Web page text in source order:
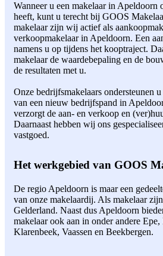
Wanneer u een makelaar in Apeldoorn
heeft, kunt u terecht bij GOOS
makelaar zijn wij actief als
verkoopmakelaar in Apeldoorn. Een
namens u op tijdens het kooptraject.
makelaar de waardebepaling en de
de resultaten met u.
Onze bedrijfsmakelaars ondersteunen
van een nieuw bedrijfspand in
verzorgt de aan- en verkoop en
Daarnaast hebben wij ons
vastgoed.
Het werkgebied van GOOS
De regio Apeldoorn is maar een
van onze makelaardij. Als makelaar
Gelderland. Naast dus Apeldoorn
makelaar ook aan in onder andere
Klarenbeek, Vaassen en Beekbergen.